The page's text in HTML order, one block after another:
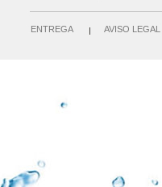
ENTREGA AVISO LEGAL